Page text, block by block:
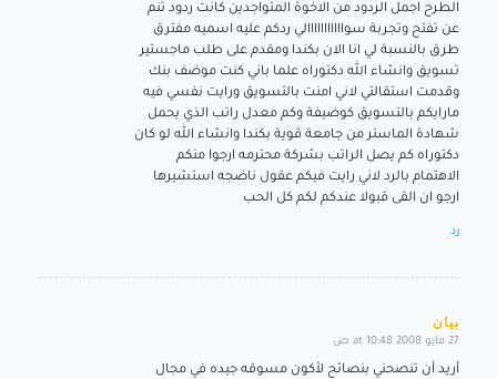
الطرح اجمل الردود من الاخوة المتواجدين كانت ردود تنم
عن تفتح وتجربة سوااااااااااالي ردكم عليه اسميه مفترق
طرق بالنسبة لي انا الان بكندا ومقدم على طلب ماجستير
تسويق وانشاء الله دكتوراه علما باني كنت موضف بنك
وقدمت استقالتي لاني امنت بالتسويق ورايت نفسي فيه
مارايكم بالتسويق كوضيفة وكم معدل راتب الذي يحمل
شهادة الماستر من جامعة قوية بكندا وانشاء الله لو كان
دكتوراه كم يصل الراتب بشركة محترمه ارجوا منكم
الاهتمام بالرد لاني رايت فيكم عقول ناضجه استشيرها
ارجو ان القى قبولا عندكم لكم كل الحب
رد
بيان
says:
27 مايو 2008 at 10:48 ص
أريد أن تنصحني بنصائح لأكون مسوقه جيده في مجال